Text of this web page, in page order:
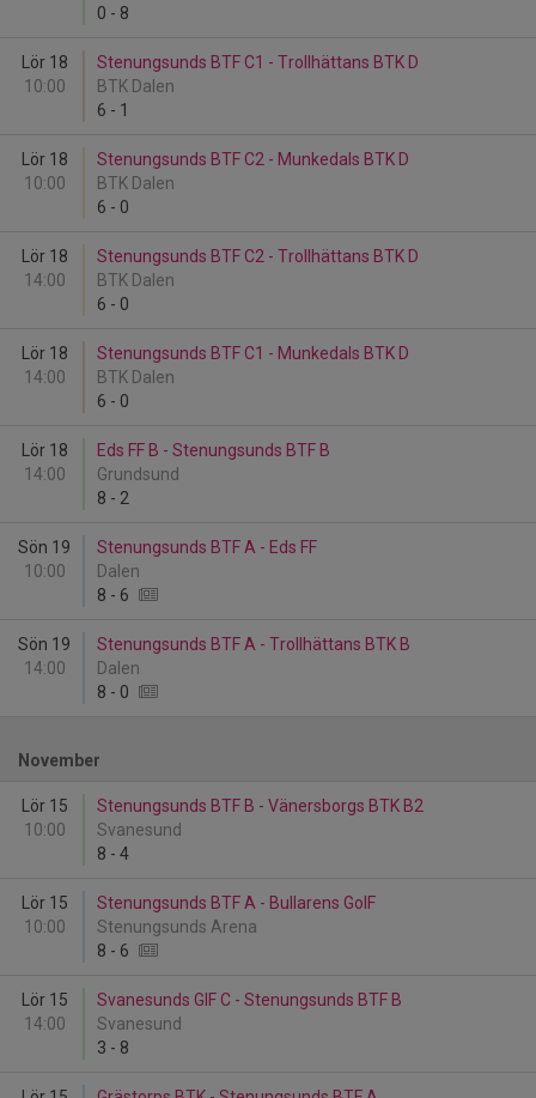
0 - 8
Lör 18
10:00
Stenungsunds BTF C1 - Trollhättans BTK D
BTK Dalen
6 - 1
Lör 18
10:00
Stenungsunds BTF C2 - Munkedals BTK D
BTK Dalen
6 - 0
Lör 18
14:00
Stenungsunds BTF C2 - Trollhättans BTK D
BTK Dalen
6 - 0
Lör 18
14:00
Stenungsunds BTF C1 - Munkedals BTK D
BTK Dalen
6 - 0
Lör 18
14:00
Eds FF B - Stenungsunds BTF B
Grundsund
8 - 2
Sön 19
10:00
Stenungsunds BTF A - Eds FF
Dalen
8 - 6
Sön 19
14:00
Stenungsunds BTF A - Trollhättans BTK B
Dalen
8 - 0
November
Lör 15
10:00
Stenungsunds BTF B - Vänersborgs BTK B2
Svanesund
8 - 4
Lör 15
10:00
Stenungsunds BTF A - Bullarens GoIF
Stenungsunds Arena
8 - 6
Lör 15
14:00
Svanesunds GIF C - Stenungsunds BTF B
Svanesund
3 - 8